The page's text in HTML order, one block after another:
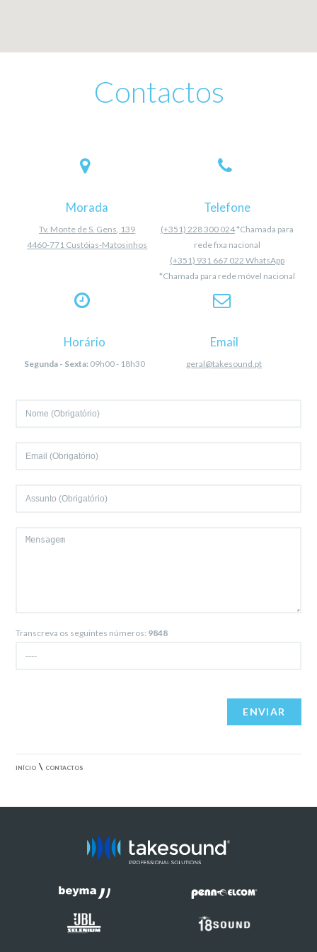
Contactos
Morada
Tv. Monte de S. Gens, 139
4460-771 Custóias-Matosinhos
Telefone
(+351) 228 300 024*Chamada para
rede fixa nacional
(+351) 931 667 022 WhatsApp
*Chamada para rede móvel nacional
Horário
Segunda - Sexta:09h00 - 18h30
Email
geral@takesound.pt
Transcreva os seguintes números: 9848
INÍCIO \ CONTACTOS